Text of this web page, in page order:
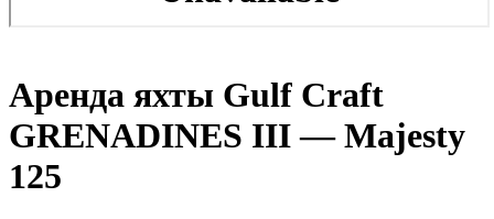
Аренда яхты Gulf Craft
GRENADINES III — Majesty
125